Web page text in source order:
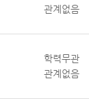
관계없음
학력무관
관계없음